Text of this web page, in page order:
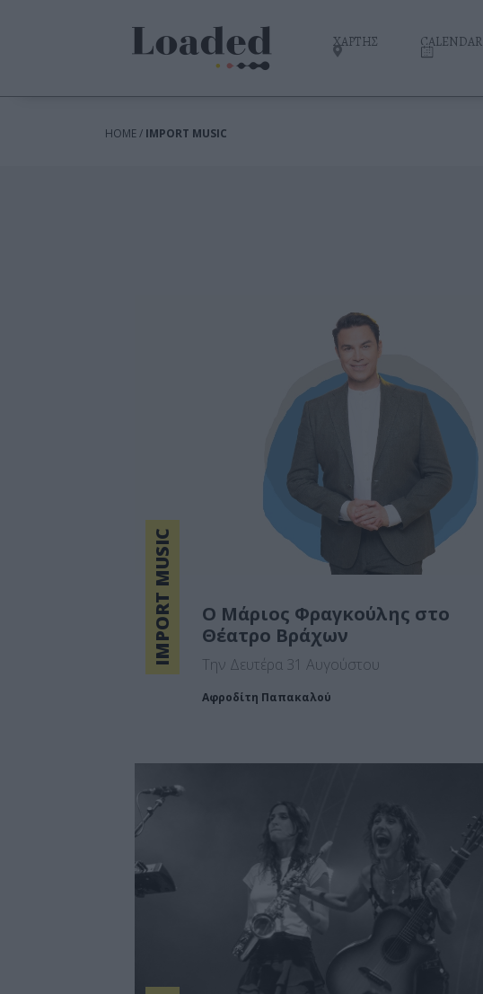
ΧΑΡΤΗΣ CALENDAR
HOME / IMPORT MUSIC
IMPORT MUSIC
Ο Μάριος Φραγκούλης στο
Θέατρο Βράχων
Την Δευτέρα 31 Αυγούστου
Αφροδίτη Παπακαλού